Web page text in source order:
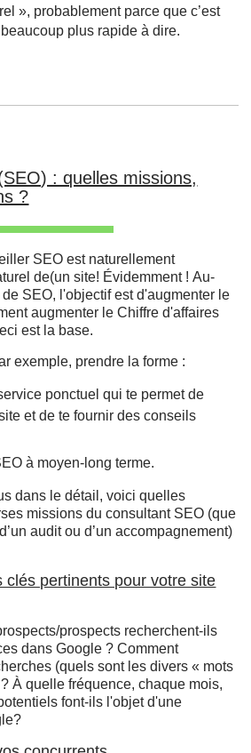
», probablement parce que c’est
plus rapide à dire.
: quelles missions,
?
SEO est naturellement
de(un site! Évidemment ! Au-
SEO, l'objectif est d'augmenter le
augmenter le Chiffre d'affaires
est la base.
exemple, prendre la forme :
ponctuel qui te permet de
et de te fournir des conseils
à moyen-long terme.
dans le détail, voici quelles
missions du consultant SEO (que
audit ou d’un accompagnement)
clés pertinents pour votre site
prospects recherchent-ils
dans Google ? Comment
(quels sont les divers « mots
À quelle fréquence, chaque mois,
font-ils l'objet d'une